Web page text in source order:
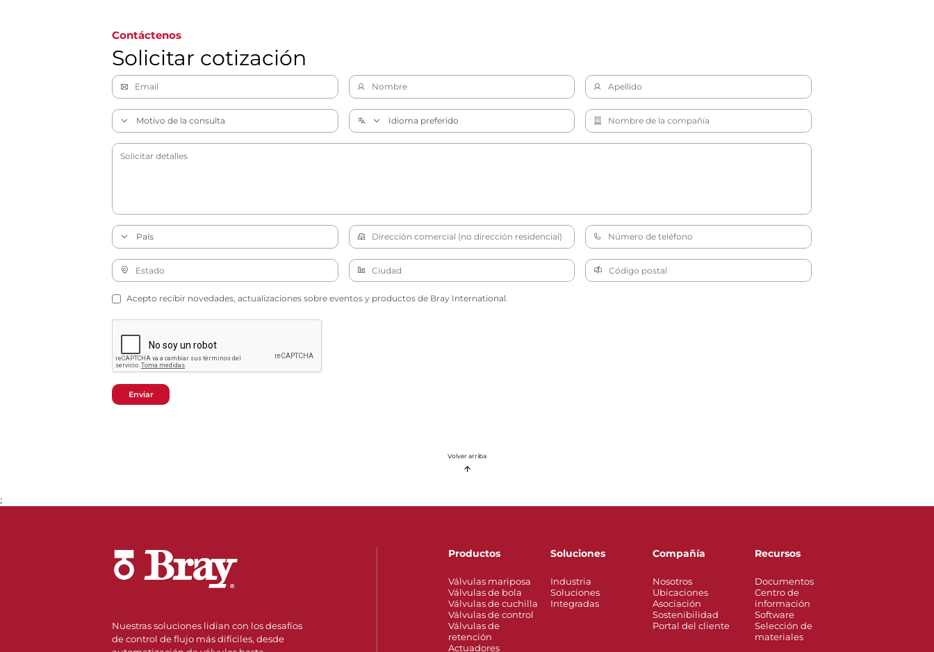
Contáctenos
Solicitar cotización
Acepto recibir novedades, actualizaciones sobre eventos y productos de Bray International.
Enviar
Volver arriba
;
Nuestras soluciones lidian con los desafíos
de control de flujo más difíciles, desde
Productos
Válvulas mariposa
Válvulas de bola
Válvulas de cuchilla
Válvulas de control
Válvulas de
retención
Actuadores
Soluciones
Industria
Soluciones
Integradas
Compañía
Nosotros
Ubicaciones
Asociación
Sostenibilidad
Portal del cliente
Recursos
Documentos
Centro de
información
Software
Selección de
materiales